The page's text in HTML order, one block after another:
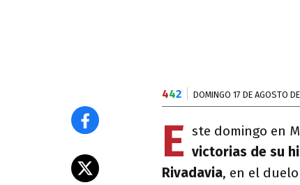
442 DOMINGO 17 DE AGOSTO
E ste domingo en
victorias de su
Rivadavia, en el